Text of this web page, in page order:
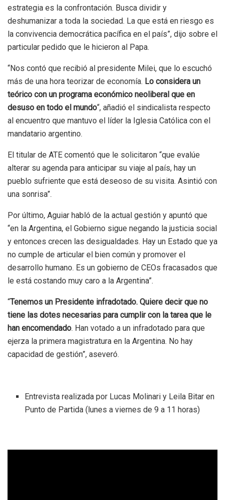
estrategia es la confrontación. Busca dividir y
deshumanizar a toda la sociedad. La que está en riesgo es
la convivencia democrática pacífica en el país”, dijo sobre el
particular pedido que le hicieron al Papa.
“Nos contó que recibió al presidente Milei, que lo escuchó
más de una hora teorizar de economía. Lo considera un
teórico con un programa económico neoliberal que en
desuso en todo el mundo“, añadió el sindicalista respecto
al encuentro que mantuvo el líder la Iglesia Católica con el
mandatario argentino.
El titular de ATE comentó que le solicitaron “que evalúe
alterar su agenda para anticipar su viaje al país, hay un
pueblo sufriente que está deseoso de su visita. Asintió con
una sonrisa”.
Por último, Aguiar habló de la actual gestión y apuntó que
“en la Argentina, el Gobierno sigue negando la justicia social
y entonces crecen las desigualdades. Hay un Estado que ya
no cumple de articular el bien común y promover el
desarrollo humano. Es un gobierno de CEOs fracasados que
le está costando muy caro a la Argentina”.
“Tenemos un Presidente infradotado. Quiere decir que no
tiene las dotes necesarias para cumplir con la tarea que le
han encomendado. Han votado a un infradotado para que
ejerza la primera magistratura en la Argentina. No hay
capacidad de gestión”, aseveró.
Entrevista realizada por Lucas Molinari y Leila Bitar en
Punto de Partida (lunes a viernes de 9 a 11 horas)